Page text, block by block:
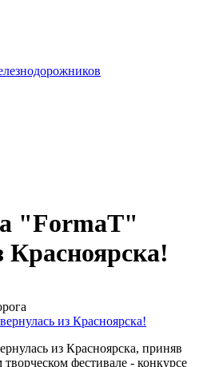
"FormaT"
Красноярска!
из Красноярска, приняв
фестивале - конкурсе